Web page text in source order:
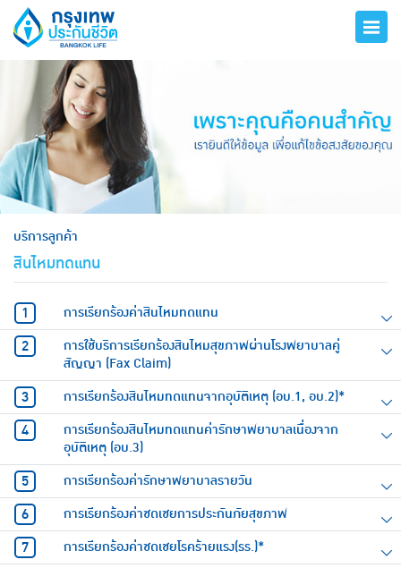
บริการลูกค้า
สินไหมทดแทน
การเรียกร้องค่าสินไหมทดแทน
การใช้บริการเรียกร้องสินไหมสุขภาพผ่านโรงพยาบาลคู่
สัญญา (Fax Claim)
การเรียกร้องสินไหมทดแทนจากอุบัติเหตุ (อบ.1, อบ.2)*
การเรียกร้องสินไหมทดแทนค่ารักษาพยาบาลเนื่องจาก
อุบัติเหตุ (อบ.3)
การเรียกร้องค่ารักษาพยาบาลรายวัน
การเรียกร้องค่าชดเชยการประกันภัยสุขภาพ
การเรียกร้องค่าชดเชยโรคร้ายแรง(รร.)*